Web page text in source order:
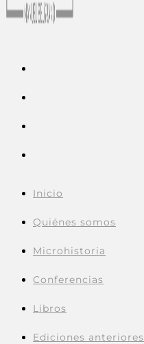
Inicio
Quiénes somos
Microhistoria
Conferencias
Libros
Ediciones anteriores